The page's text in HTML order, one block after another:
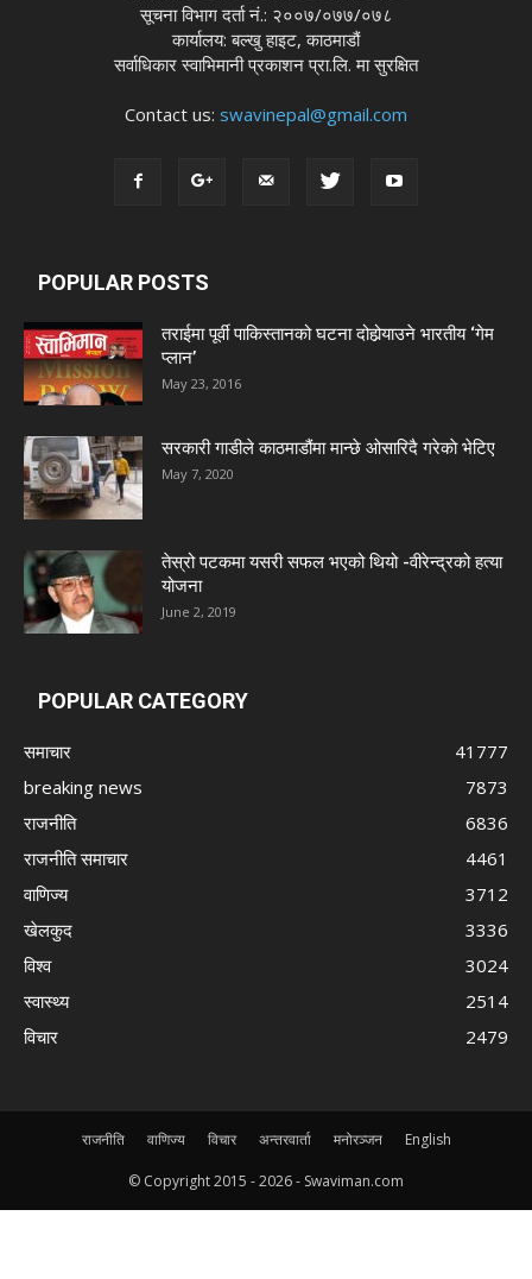
सूचना विभाग दर्ता नं.: २००७/०७७/०७८
कार्यालय: बल्खु हाइट, काठमाडौं
सर्वाधिकार स्वाभिमानी प्रकाशन प्रा.लि. मा सुरक्षित
Contact us: swavinepal@gmail.com
POPULAR POSTS
तराईमा पूर्वी पाकिस्तानको घटना दोहोर्‍याउने भारतीय ‘गेम
प्लान’
May 23, 2016
सरकारी गाडीले काठमाडौंमा मान्छे ओसारिदै गरेकाे भेटिए
May 7, 2020
तेस्रो पटकमा यसरी सफल भएको थियो -वीरेन्द्रको हत्या
योजना
June 2, 2019
POPULAR CATEGORY
समाचार
41777
breaking news
7873
राजनीति
6836
राजनीति समाचार
4461
वाणिज्य
3712
खेलकुद
3336
विश्व
3024
स्वास्थ्य
2514
विचार
2479
राजनीति वाणिज्य विचार अन्तरवार्ता मनोरञ्जन English
© Copyright 2015 -2026 - Swaviman.com